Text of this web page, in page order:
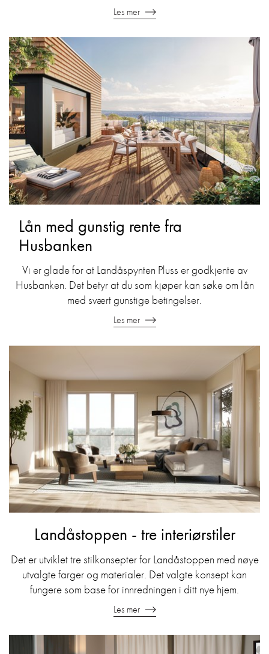
Les mer
Lån med gunstig rente fra
Husbanken
Vi er glade for at Landåspynten Pluss er godkjente av
Husbanken. Det betyr at du som kjøper kan søke om lån
med svært gunstige betingelser.
Les mer
Landåstoppen - tre interiørstiler
Det er utviklet tre stilkonsepter for Landåstoppen med nøye
utvalgte farger og materialer. Det valgte konsept kan
fungere som base for innredningen i ditt nye hjem.
Les mer